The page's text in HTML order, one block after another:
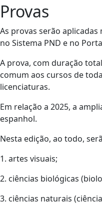
Provas
As provas serão
no Sistema PND e no
A prova, com duração
comum aos cursos de
licenciaturas.
Em relação a 2025, a
espanhol.
Nesta edição, ao todo,
1. artes visuais;
2. ciências biológicas
3. ciências naturais